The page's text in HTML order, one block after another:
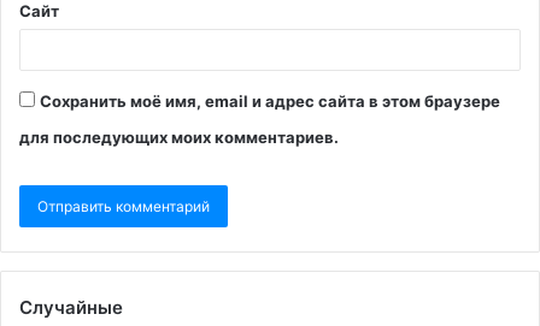
Сайт
Сохранить моё имя, email и адрес сайта в этом браузере
для последующих моих комментариев.
Случайные